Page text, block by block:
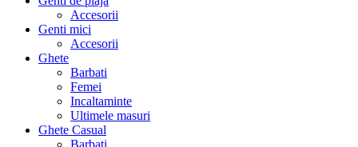
Accesorii
Genti mici
Accesorii
Ghete
Barbati
Femei
Incaltaminte
Ultimele masuri
Ghete Casual
Barbati